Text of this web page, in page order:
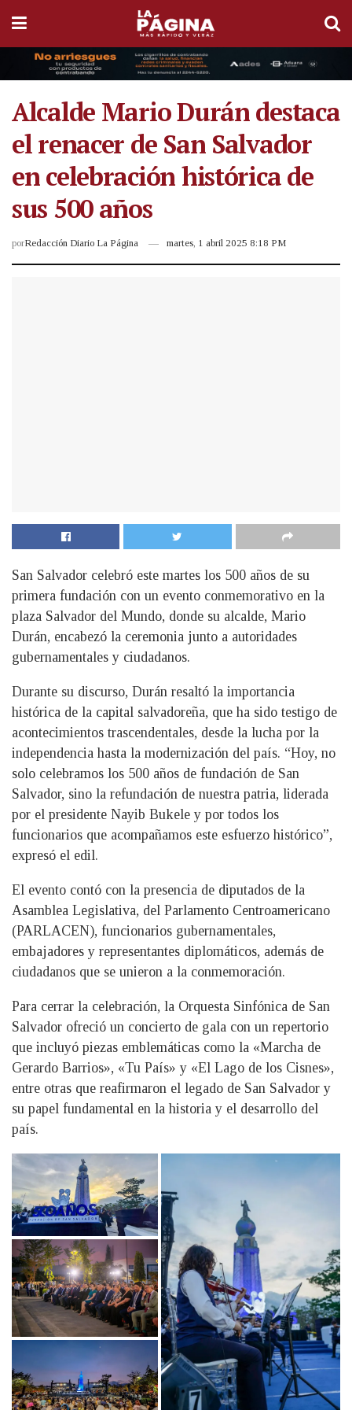
Alcalde Mario Durán destaca
el renacer de San Salvador
en celebración histórica de
sus 500 años
porRedacción Diario La Página martes, 1 abril 2025 8:18 PM
San Salvador celebró este martes los 500 años de su
primera fundación con un evento conmemorativo en la
plaza Salvador del Mundo, donde su alcalde, Mario
Durán, encabezó la ceremonia junto a autoridades
gubernamentales y ciudadanos.
Durante su discurso, Durán resaltó la importancia
histórica de la capital salvadoreña, que ha sido testigo de
acontecimientos trascendentales, desde la lucha por la
independencia hasta la modernización del país. “Hoy, no
solo celebramos los 500 años de fundación de San
Salvador, sino la refundación de nuestra patria, liderada
por el presidente Nayib Bukele y por todos los
funcionarios que acompañamos este esfuerzo histórico”,
expresó el edil.
El evento contó con la presencia de diputados de la
Asamblea Legislativa, del Parlamento Centroamericano
(PARLACEN), funcionarios gubernamentales,
embajadores y representantes diplomáticos, además de
ciudadanos que se unieron a la conmemoración.
Para cerrar la celebración, la Orquesta Sinfónica de San
Salvador ofreció un concierto de gala con un repertorio
que incluyó piezas emblemáticas como la «Marcha de
Gerardo Barrios», «Tu País» y «El Lago de los Cisnes»,
entre otras que reafirmaron el legado de San Salvador y
su papel fundamental en la historia y el desarrollo del
país.